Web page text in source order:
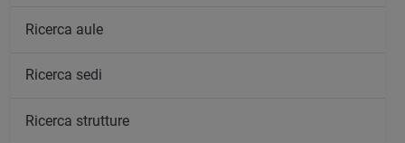
Ricerca aule
Ricerca sedi
Ricerca strutture